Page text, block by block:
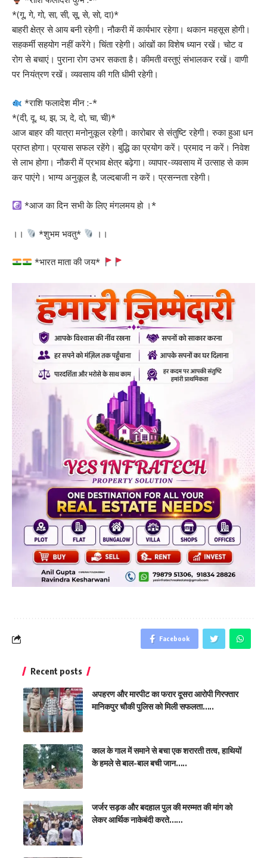
*(गू, गे, गो, सा, सी, सू, से, सो, दा)*
बाहरी क्षेत्र से आय बनी रहेगी। नौकरी में कार्यभार रहेगा। थकान महसूस होगी।
सहकर्मी सहयोग नहीं करेंगे। चिंता रहेगी। आंखों का विशेष ध्यान रखें। चोट व
रोग से बचाएं। पुराना रोग उभर सकता है। कीमती वस्तुएं संभालकर रखें। वाणी
पर नियंत्रण रखें। व्यवसाय की गति धीमी रहेगी।
*राशि फलादेश मीन :-*
*(दी, दू, थ, झ, ञ, दे, दो, चा, ची)*
आज बाहर की यात्रा मनोनुकूल रहेगी। कारोबार से संतुष्टि रहेगी। रुका हुआ धन
प्राप्त होगा। प्रयास सफल रहेंगे। बुद्धि का प्रयोग करें। प्रमाद न करें। निवेश
से लाभ होगा। नौकरी में प्रभाव क्षेत्र बढ़ेगा। व्यापार-व्यवसाय में उत्साह से काम
कर पाएंगे। भाग्य अनुकूल है, जल्दबाजी न करें। प्रसन्नता रहेगी।
*आज का दिन सभी के लिए मंगलमय हो ।*
।। *शुभम भवतु* ।।
*भारत माता की जय*
Facebook
Recent posts
अपहरण और मारपीट का फरार दूसरा आरोपी गिरफ्तार
मानिकपुर चौकी पुलिस को मिली सफलता…..
​काल के गाल में समाने से बचा एक शरारती तत्व, हाथियों
के हमले से बाल-बाल बची जान…..
जर्जर सड़क और बदहाल पुल की मरम्मत की मांग को
लेकर आर्थिक नाकेबंदी करते……